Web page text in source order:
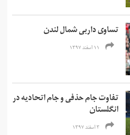
تساوی داربی شمال لندن
۱۱ اسفند ۱۳۹۷
تفاوت جام حذفی و جام اتحادیه در
انگلستان
۳ اسفند ۱۳۹۷